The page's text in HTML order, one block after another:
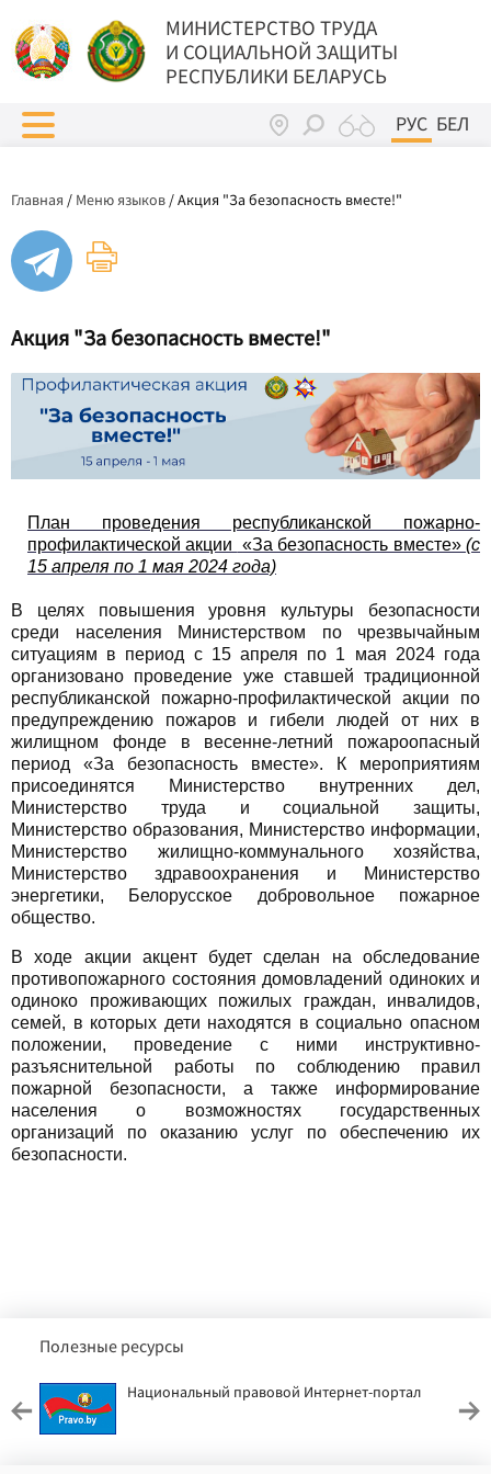
МИНИСТЕРСТВО ТРУДА
И СОЦИАЛЬНОЙ ЗАЩИТЫ
РЕСПУБЛИКИ БЕЛАРУСЬ
РУС БЕЛ
Главная / Меню языков /Акция "За безопасность вместе!"
Акция "За безопасность вместе!"
План проведения республиканской пожарно-
профилактической акции «За безопасность вместе»(с
15 апреля по 1 мая 2024 года)
В целях повышения уровня культуры безопасности
среди населения Министерством по чрезвычайным
ситуациям в период с 15 апреля по 1 мая 2024 года
организовано проведение уже ставшей традиционной
республиканской пожарно-профилактической акции по
предупреждению пожаров и гибели людей от них в
жилищном фонде в весенне-летний пожароопасный
период «За безопасность вместе». К мероприятиям
присоединятся Министерство внутренних дел,
Министерство труда и социальной защиты,
Министерство образования, Министерство информации,
Министерство жилищно-коммунального хозяйства,
Министерство здравоохранения и Министерство
энергетики, Белорусское добровольное пожарное
общество.
В ходе акции акцент будет сделан на обследование
противопожарного состояния домовладений одиноких и
одиноко проживающих пожилых граждан, инвалидов,
семей, в которых дети находятся в социально опасном
положении, проведение с ними инструктивно-
разъяснительной работы по соблюдению правил
пожарной безопасности, а также информирование
населения о возможностях государственных
организаций по оказанию услуг по обеспечению их
безопасности.
Полезные ресурсы
Национальный правовой Интернет-портал